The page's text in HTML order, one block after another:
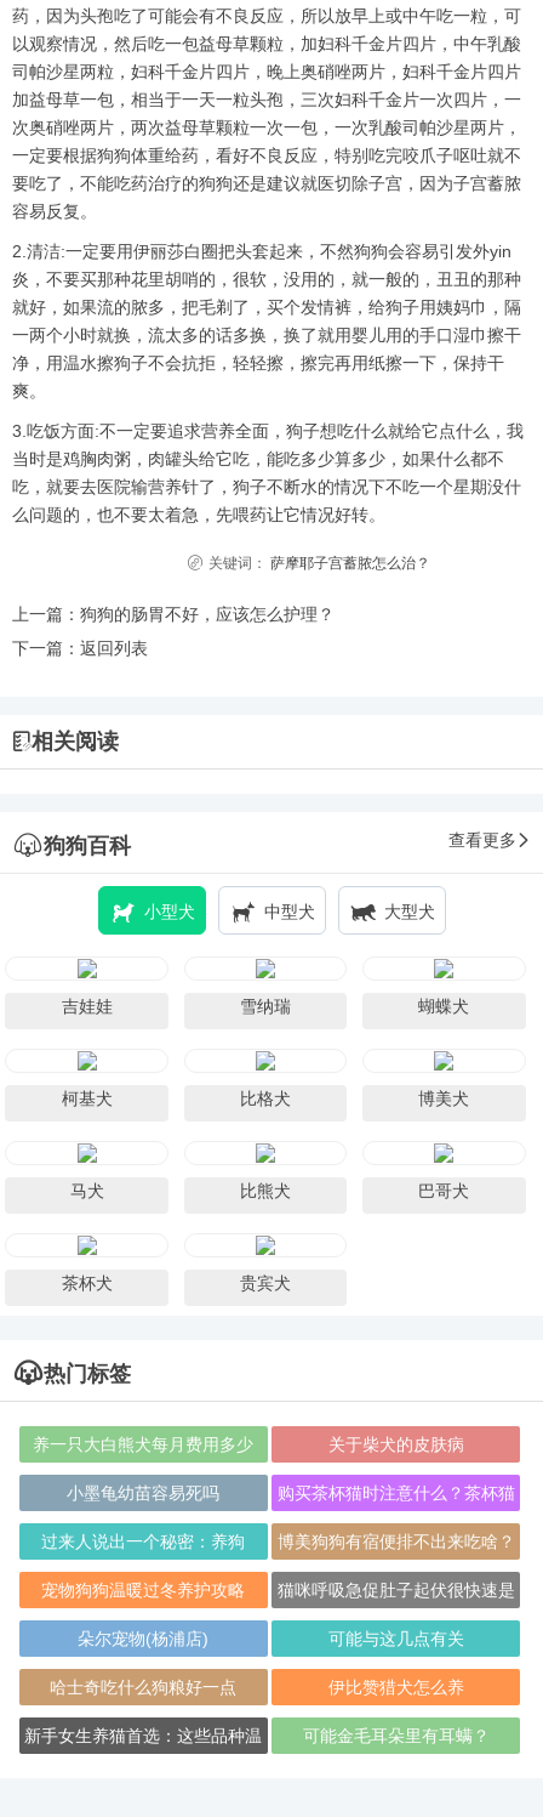
药，因为头孢吃了可能会有不良反应，所以放早上或中午吃一粒，可
以观察情况，然后吃一包益母草颗粒，加妇科千金片四片，中午乳酸
司帕沙星两粒，妇科千金片四片，晚上奥硝唑两片，妇科千金片四片
加益母草一包，相当于一天一粒头孢，三次妇科千金片一次四片，一
次奥硝唑两片，两次益母草颗粒一次一包，一次乳酸司帕沙星两片，
一定要根据狗狗体重给药，看好不良反应，特别吃完咬爪子呕吐就不
要吃了，不能吃药治疗的狗狗还是建议就医切除子宫，因为子宫蓄脓
容易反复。
2.清洁:一定要用伊丽莎白圈把头套起来，不然狗狗会容易引发外yin
炎，不要买那种花里胡哨的，很软，没用的，就一般的，丑丑的那种
就好，如果流的脓多，把毛剃了，买个发情裤，给狗子用姨妈巾，隔
一两个小时就换，流太多的话多换，换了就用婴儿用的手口湿巾擦干
净，用温水擦狗子不会抗拒，轻轻擦，擦完再用纸擦一下，保持干
爽。
3.吃饭方面:不一定要追求营养全面，狗子想吃什么就给它点什么，我
当时是鸡胸肉粥，肉罐头给它吃，能吃多少算多少，如果什么都不
吃，就要去医院输营养针了，狗子不断水的情况下不吃一个星期没什
么问题的，也不要太着急，先喂药让它情况好转。
关键词： 萨摩耶子宫蓄脓怎么治？
上一篇： 狗狗的肠胃不好，应该怎么护理？
下一篇： 返回列表
相关阅读
狗狗百科 查看更多
小型犬 中型犬 大型犬
吉娃娃 雪纳瑞 蝴蝶犬
柯基犬 比格犬 博美犬
马犬 比熊犬 巴哥犬
茶杯犬 贵宾犬
热门标签
养一只大白熊犬每月费用多少 关于柴犬的皮肤病
小墨龟幼苗容易死吗
购买茶杯猫时注意什么？茶杯猫
怎么喂食？
过来人说出一个秘密：养狗 博美狗狗有宿便排不出来吃啥？
宠物狗狗温暖过冬养护攻略
猫咪呼吸急促肚子起伏很快速是
怎么回事
朵尔宠物(杨浦店) 可能与这几点有关
哈士奇吃什么狗粮好一点 伊比赞猎犬怎么养
新手女生养猫首选：这些品种温
可能金毛耳朵里有耳螨？